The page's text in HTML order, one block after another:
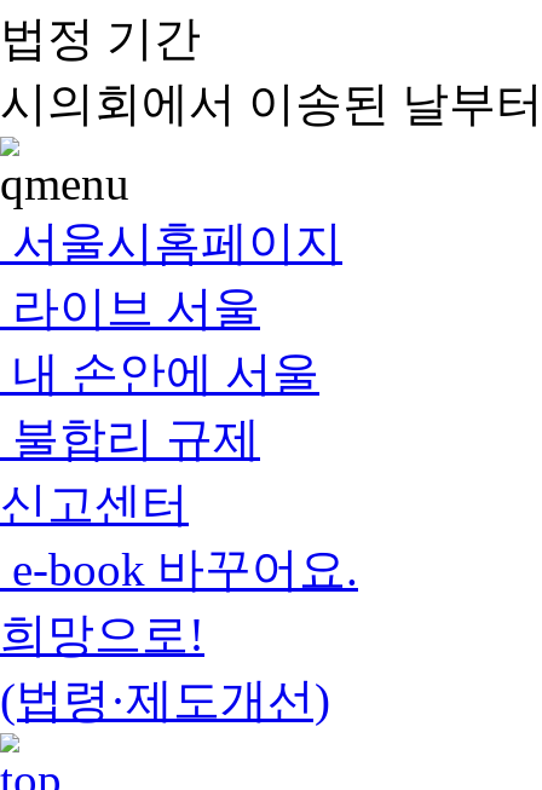
법정 기간
시의회에서 이송된 날부
서울시홈페이지
라이브 서울
내 손안에 서울
불합리 규제
신고센터
e-book 바꾸어요.
희망으로!
(법령·제도개선)